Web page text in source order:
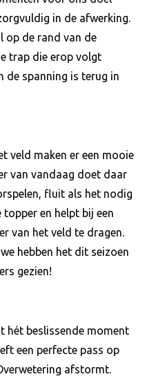
in de afwerking.
op de rand van de
trap die erop volgt
de spanning is terug in
veld maken er een mooie
van vandaag doet daar
fluit als het nodig
en helpt bij een
van het veld te dragen.
hebben het dit seizoen
gezien!
hét beslissende moment
een perfecte pass op
afstormt.